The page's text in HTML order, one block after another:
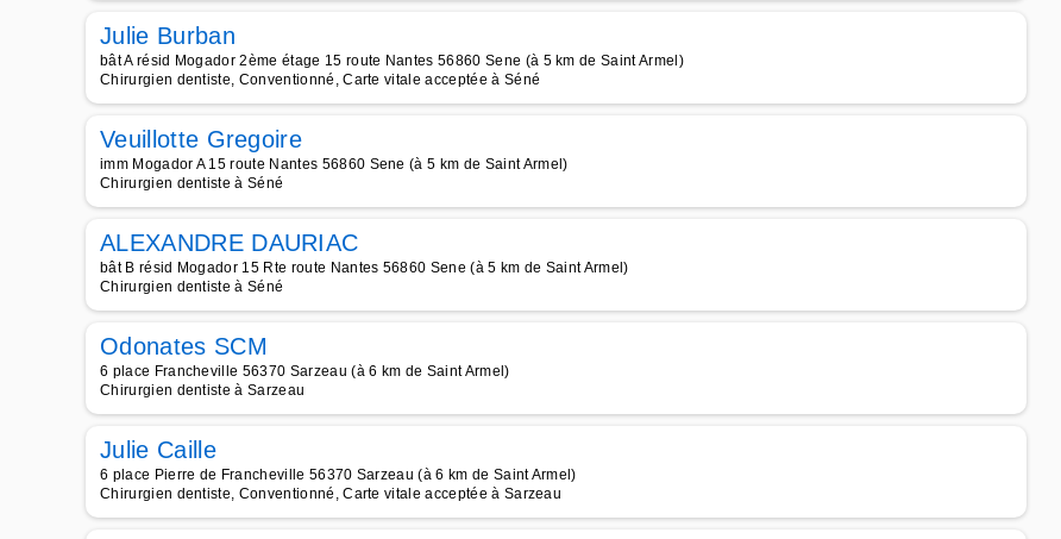
Julie Burban
bât A résid Mogador 2ème étage 15 route Nantes 56860 Sene (à 5 km de Saint Armel)
Chirurgien dentiste, Conventionné, Carte vitale acceptée à Séné
Veuillotte Gregoire
imm Mogador A 15 route Nantes 56860 Sene (à 5 km de Saint Armel)
Chirurgien dentiste à Séné
ALEXANDRE DAURIAC
bât B résid Mogador 15 Rte route Nantes 56860 Sene (à 5 km de Saint Armel)
Chirurgien dentiste à Séné
Odonates SCM
6 place Francheville 56370 Sarzeau (à 6 km de Saint Armel)
Chirurgien dentiste à Sarzeau
Julie Caille
6 place Pierre de Francheville 56370 Sarzeau (à 6 km de Saint Armel)
Chirurgien dentiste, Conventionné, Carte vitale acceptée à Sarzeau